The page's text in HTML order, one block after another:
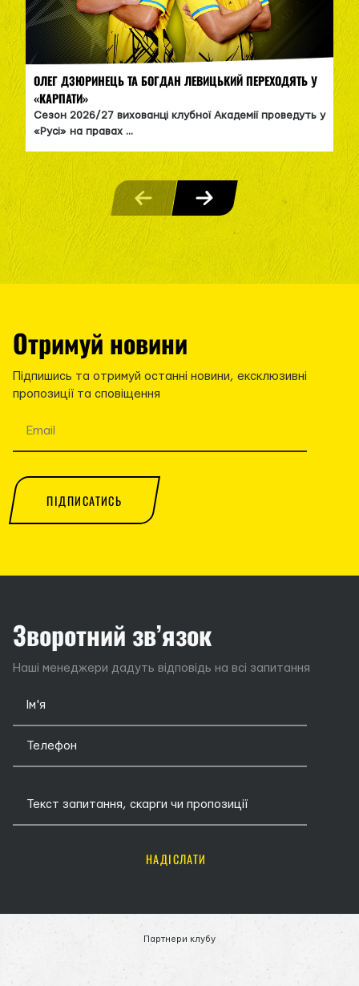
ОЛЕГ ДЗЮРИНЕЦЬ ТА БОГДАН ЛЕВИЦЬКИЙ ПЕРЕХОДЯТЬ У
«КАРПАТИ»
Сезон 2026/27 вихованці клубної Академії проведуть у
«Русі» на правах ...
Отримуй новини
Підпишись та отримуй останні новини, ексклюзивні
пропозиції та сповіщення
ПІДПИСАТИСЬ
Зворотний зв’язок
Наші менеджери дадуть відповідь на всі запитання
НАДІСЛАТИ
Партнери клубу